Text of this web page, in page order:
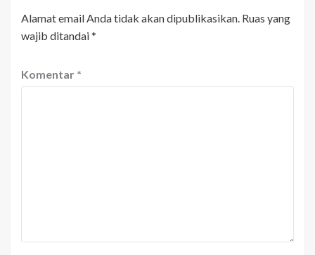
Alamat email Anda tidak akan dipublikasikan. Ruas yang
wajib ditandai*
Komentar *